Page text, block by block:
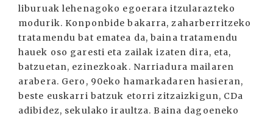
liburuak lehenagoko egoerara itzularazteko
modurik. Konponbide bakarra, zaharberritzeko
tratamendu bat ematea da, baina tratamendu
hauek oso garesti eta zailak izaten dira, eta,
batzuetan, ezinezkoak. Narriadura mailaren
arabera. Gero, 90eko hamarkadaren hasieran,
beste euskarri batzuk etorri zitzaizkigun, CDa
adibidez, sekulako iraultza. Baina dagoeneko